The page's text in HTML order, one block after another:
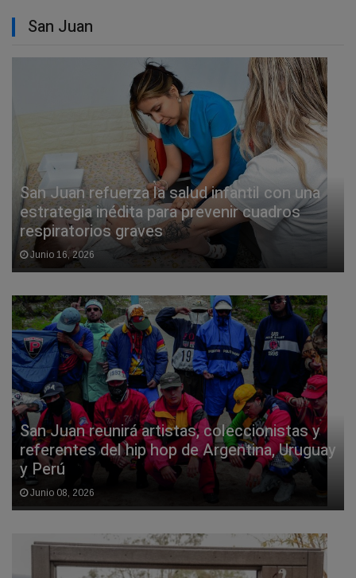
San Juan
San Juan refuerza la salud infantil con una
estrategia inédita para prevenir cuadros
respiratorios graves
Junio 16, 2026
San Juan reunirá artistas, coleccionistas y
referentes del hip hop de Argentina, Uruguay
y Perú
Junio 08, 2026